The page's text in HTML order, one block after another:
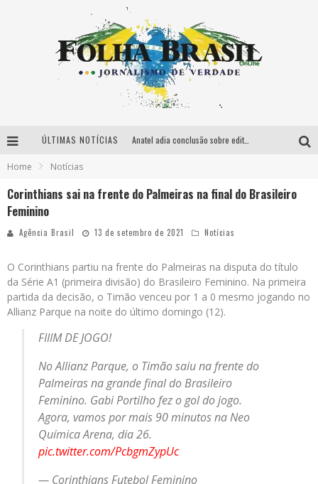
ÚLTIMAS NOTÍCIAS Anatel adia conclusão sobre edital do 5G
Vasco apresenta técnico Fernando Diniz oficialmente
Home Notícias
Corinthians sai na frente do Palmeiras na final do Brasileiro
Feminino
Agência Brasil 13 de setembro de 2021 Notícias
O Corinthians partiu na frente do Palmeiras na disputa do título
da Série A1 (primeira divisão) do Brasileiro Feminino. Na primeira
partida da decisão, o Timão venceu por 1 a 0 mesmo jogando no
Allianz Parque na noite do último domingo (12).
FIIIM DE JOGO!
No Allianz Parque, o Timão saiu na frente do
Palmeiras na grande final do Brasileiro
Feminino. Gabi Portilho fez o gol do jogo.
Agora, vamos por mais 90 minutos na Neo
Química Arena, dia 26.
pic.twitter.com/PcbgmZypUc
— Corinthians Futebol Feminino